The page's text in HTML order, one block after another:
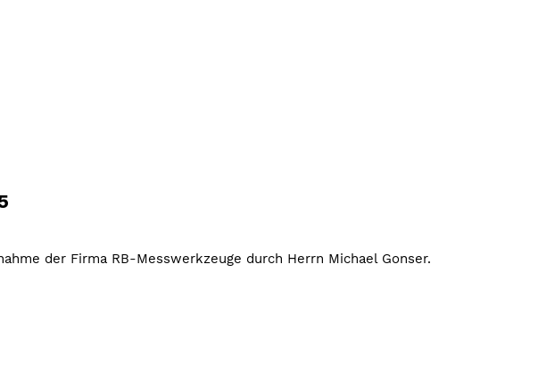
der Firma RB-Messwerkzeuge durch Herrn Michael Gonser.